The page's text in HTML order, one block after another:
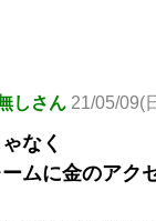
しさん 21/05/09(
なく
ムに金のアク